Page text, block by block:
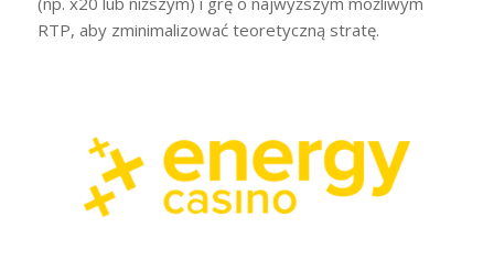
RTP, aby zminimalizować teoretyczną stratę.